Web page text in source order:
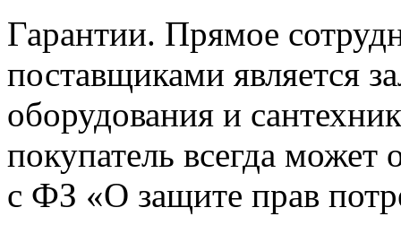
Гарантии. Прямое
поставщиками является
оборудования и
покупатель всегда может
с ФЗ «О защите прав